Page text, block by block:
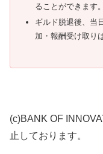
ることができます。
ギルド脱退後、当
加・報酬受け取り
(c)BANK OF
止しております。